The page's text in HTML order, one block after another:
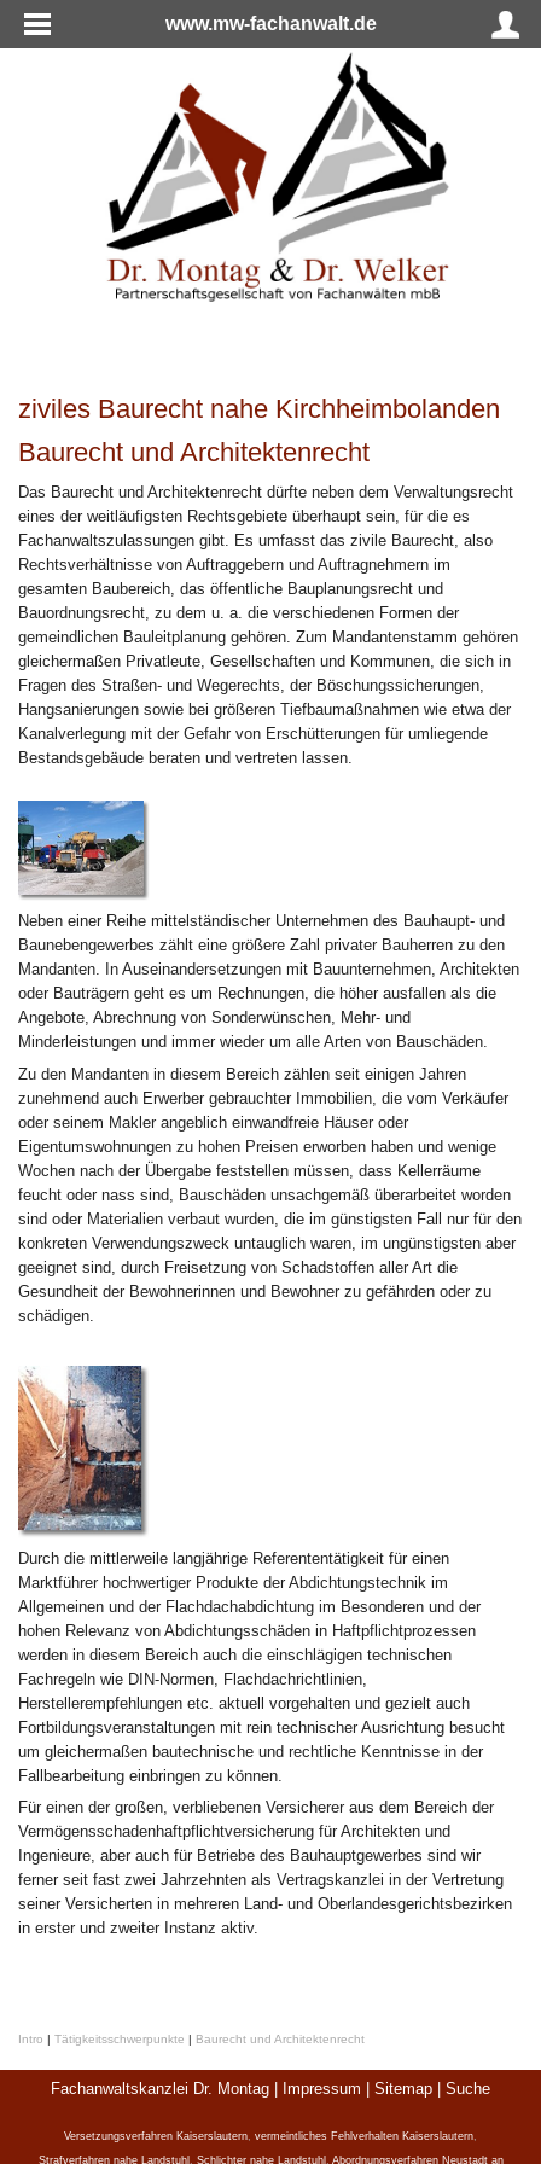
www.mw-fachanwalt.de
ziviles Baurecht nahe Kirchheimbolanden
Baurecht und Architektenrecht
Das Baurecht und Architektenrecht dürfte neben dem Verwaltungsrecht
eines der weitläufigsten Rechtsgebiete überhaupt sein, für die es
Fachanwaltszulassungen gibt. Es umfasst das zivile Baurecht, also
Rechtsverhältnisse von Auftraggebern und Auftragnehmern im
gesamten Baubereich, das öffentliche Bauplanungsrecht und
Bauordnungsrecht, zu dem u. a. die verschiedenen Formen der
gemeindlichen Bauleitplanung gehören. Zum Mandantenstamm gehören
gleichermaßen Privatleute, Gesellschaften und Kommunen, die sich in
Fragen des Straßen- und Wegerechts, der Böschungssicherungen,
Hangsanierungen sowie bei größeren Tiefbaumaßnahmen wie etwa der
Kanalverlegung mit der Gefahr von Erschütterungen für umliegende
Bestandsgebäude beraten und vertreten lassen.
Neben einer Reihe mittelständischer Unternehmen des Bauhaupt- und
Baunebengewerbes zählt eine größere Zahl privater Bauherren zu den
Mandanten. In Auseinandersetzungen mit Bauunternehmen, Architekten
oder Bauträgern geht es um Rechnungen, die höher ausfallen als die
Angebote, Abrechnung von Sonderwünschen, Mehr- und
Minderleistungen und immer wieder um alle Arten von Bauschäden.
Zu den Mandanten in diesem Bereich zählen seit einigen Jahren
zunehmend auch Erwerber gebrauchter Immobilien, die vom Verkäufer
oder seinem Makler angeblich einwandfreie Häuser oder
Eigentumswohnungen zu hohen Preisen erworben haben und wenige
Wochen nach der Übergabe feststellen müssen, dass Kellerräume
feucht oder nass sind, Bauschäden unsachgemäß überarbeitet worden
sind oder Materialien verbaut wurden, die im günstigsten Fall nur für den
konkreten Verwendungszweck untauglich waren, im ungünstigsten aber
geeignet sind, durch Freisetzung von Schadstoffen aller Art die
Gesundheit der Bewohnerinnen und Bewohner zu gefährden oder zu
schädigen.
Durch die mittlerweile langjährige Referententätigkeit für einen
Marktführer hochwertiger Produkte der Abdichtungstechnik im
Allgemeinen und der Flachdachabdichtung im Besonderen und der
hohen Relevanz von Abdichtungsschäden in Haftpflichtprozessen
werden in diesem Bereich auch die einschlägigen technischen
Fachregeln wie DIN-Normen, Flachdachrichtlinien,
Herstellerempfehlungen etc. aktuell vorgehalten und gezielt auch
Fortbildungsveranstaltungen mit rein technischer Ausrichtung besucht
um gleichermaßen bautechnische und rechtliche Kenntnisse in der
Fallbearbeitung einbringen zu können.
Für einen der großen, verbliebenen Versicherer aus dem Bereich der
Vermögensschadenhaftpflichtversicherung für Architekten und
Ingenieure, aber auch für Betriebe des Bauhauptgewerbes sind wir
ferner seit fast zwei Jahrzehnten als Vertragskanzlei in der Vertretung
seiner Versicherten in mehreren Land- und Oberlandesgerichtsbezirken
in erster und zweiter Instanz aktiv.
Intro | Tätigkeitsschwerpunkte | Baurecht und Architektenrecht
Fachanwaltskanzlei Dr. Montag | Impressum Sitemap Suche
Versetzungsverfahren Kaiserslautern, vermeintliches Fehlverhalten Kaiserslautern,
Strafverfahren nahe Landstuhl , Schlichter nahe Landstuhl , Abordnungsverfahren Neustadt an